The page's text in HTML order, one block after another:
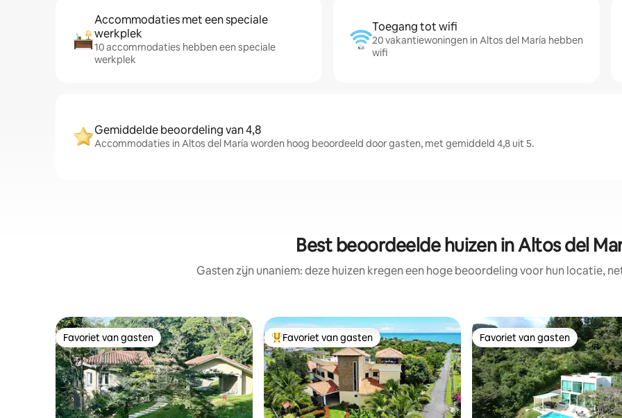
Accommodaties met een speciale
werkplek
10 accommodaties hebben een speciale
werkplek
Toegang tot wifi
20 vakantiewoningen in Altos del María hebben
wifi
Gemiddelde beoordeling van 4,8
Accommodaties in Altos del María worden hoog beoordeeld door gasten, met gemiddeld 4,8 uit 5.
Best beoordeelde huizen in Altos del
Gasten zijn unaniem: deze huizen kregen een hoge beoordeling voor hun locatie,
Favoriet van gasten
Favoriet van gasten Topfavoriet van gasten
Favoriet van gasten Favoriet van gasten
Favoriet van gasten